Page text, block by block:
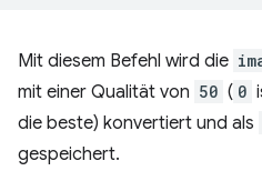
Mit diesem Befehl wird die
mit einer Qualität von 50 ( 0
die beste) konvertiert und als
gespeichert.